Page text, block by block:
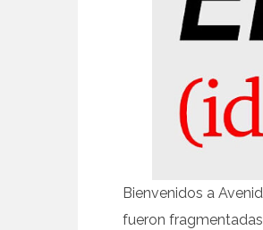
Bienvenidos a
fueron